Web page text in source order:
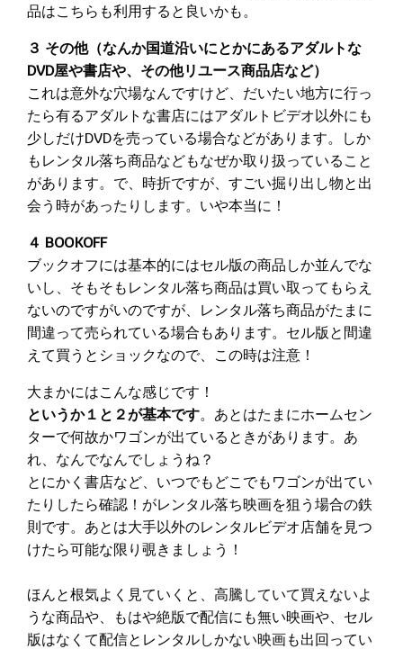
品はこちらも利用すると良いかも。
３ その他（なんか国道沿いにとかにあるアダルトな
DVD屋や書店や、その他リユース商品店など）
これは意外な穴場なんですけど、だいたい地方に行っ
たら有るアダルトな書店にはアダルトビデオ以外にも
少しだけDVDを売っている場合などがあります。しか
もレンタル落ち商品などもなぜか取り扱っていること
があります。で、時折ですが、すごい掘り出し物と出
会う時があったりします。いや本当に！
４ BOOKOFF
ブックオフには基本的にはセル版の商品しか並んでな
いし、そもそもレンタル落ち商品は買い取ってもらえ
ないのですがいのですが、レンタル落ち商品がたまに
間違って売られている場合もあります。セル版と間違
えて買うとショックなので、この時は注意！
大まかにはこんな感じです！
というか１と２が基本です。あとはたまにホームセン
ターで何故かワゴンが出ているときがあります。あ
れ、なんでなんでしょうね？
とにかく書店など、いつでもどこでもワゴンが出てい
たりしたら確認！がレンタル落ち映画を狙う場合の鉄
則です。あとは大手以外のレンタルビデオ店舗を見つ
けたら可能な限り覗きましょう！
ほんと根気よく見ていくと、高騰していて買えないよ
うな商品や、もはや絶版で配信にも無い映画や、セル
版はなくて配信とレンタルしかない映画も出回ってい